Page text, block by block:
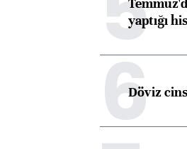
yaptığı
6
Döviz